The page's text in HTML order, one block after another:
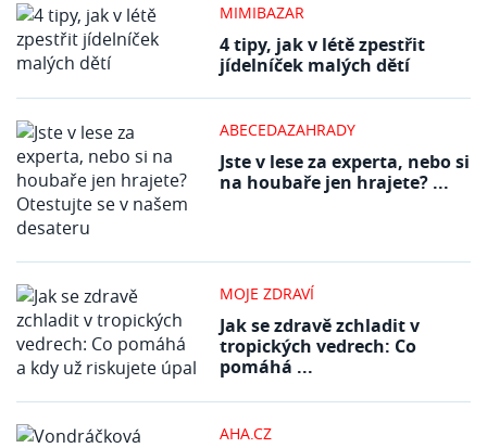
MIMIBAZAR
4 tipy, jak v létě zpestřit
jídelníček malých dětí
ABECEDAZAHRADY
Jste v lese za experta, nebo si
na houbaře jen hrajete? ...
MOJE ZDRAVÍ
Jak se zdravě zchladit v
tropických vedrech: Co
pomáhá ...
AHA.CZ